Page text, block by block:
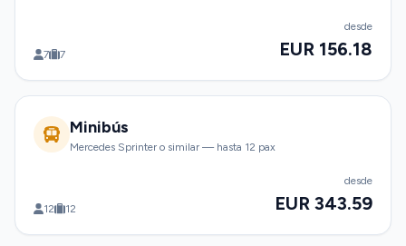
7 7
desde
EUR 156.18
Minibús
Mercedes Sprinter o similar — hasta 12 pax
12 12
desde
EUR 343.59